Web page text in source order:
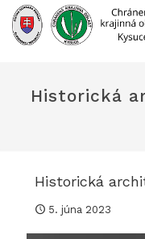
Prejsť
obsah
Historická
Historická
5. júna 2023